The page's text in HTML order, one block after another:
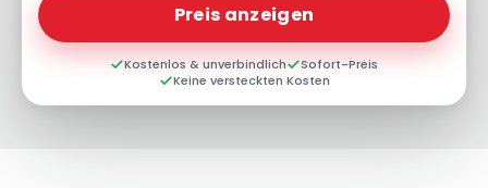
Preis anzeigen
Kostenlos & unverbindlich
Sofort-Preis
Keine versteckten Kosten